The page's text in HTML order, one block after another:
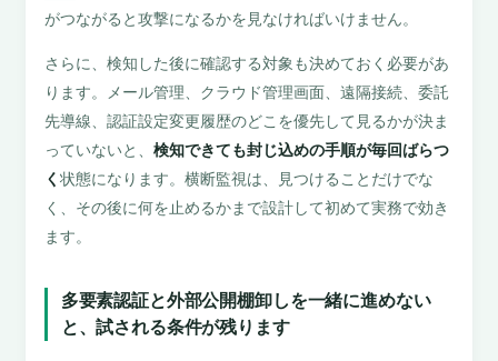
がつながると攻撃になるかを見なければいけません。
さらに、検知した後に確認する対象も決めておく必要があ
ります。メール管理、クラウド管理画面、遠隔接続、委託
先導線、認証設定変更履歴のどこを優先して見るかが決ま
っていないと、検知できても封じ込めの手順が毎回ばらつ
く状態になります。横断監視は、見つけることだけでな
く、その後に何を止めるかまで設計して初めて実務で効き
ます。
多要素認証と外部公開棚卸しを一緒に進めない
と、試される条件が残ります